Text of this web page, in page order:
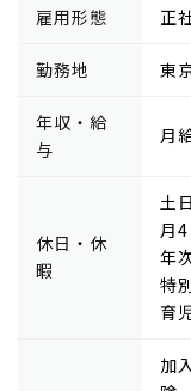
雇用形態 正
勤務地 東
年収・給
与
月
休日・休
暇
土
月
年
特
育
加